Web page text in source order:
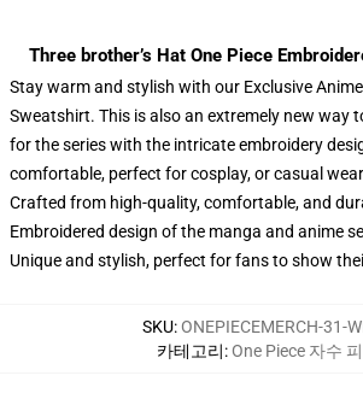
Three brother’s Hat One Piece
Stay warm and stylish with our Exclusive
Sweatshirt. This is also an extremely new way
for the series with the intricate embroidery
comfortable, perfect for cosplay, or casual
Crafted from high-quality, comfortable, and
Embroidered design of the manga and anime
Unique and stylish, perfect for fans to show
SKU:ONEPIECEMERCH-31-
카테고리:One Piece 자수